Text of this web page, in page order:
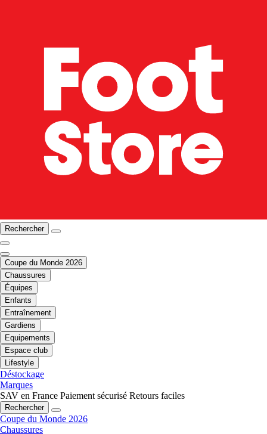
Rechercher
Coupe du Monde 2026
Chaussures
Équipes
Enfants
Entraînement
Gardiens
Equipements
Espace club
Lifestyle
Déstockage
Marques
SAV en France Paiement sécurisé Retours faciles
Rechercher
Coupe du Monde 2026
Chaussures